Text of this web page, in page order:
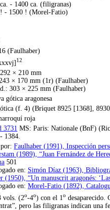
- 1400 ca. (filigranas)
- 1500 ! (Morel-Fatio)
(Faulhaber)
12
× 210 mm
× 170 mm (1r) (Faulhaber)
303 × 225 mm (Faulhaber)
gótica aragonesa
(f. 4) (Briquet 8925 [1368],
roja
3731 MS: Paris: Nationale (BnF)
1384.
Faulhaber (1991), Inspección
(1989), “Juan Fernández de
501
en: Simón Díaz (1963),
(1950), “Un manuscrit aragonés:
en: Morel-Fatio (1892),
vols. (2o-4o) con el 1o desaparecido.
pero las filigranas indican una